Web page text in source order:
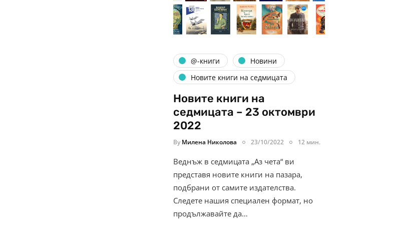
@-книги
Новини
Новите книги на седмицата
Новите книги на
седмицата – 23 октомври
2022
By Милена Николова 23/10/2022 12 мин.
Веднъж в седмицата „Аз чета“ ви
представя новите книги на пазара,
подбрани от самите издателства.
Следете нашия специален формат, но
продължавайте да…